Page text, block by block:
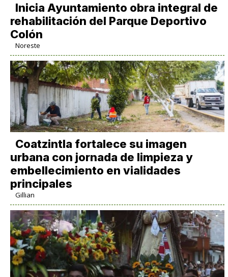
Inicia Ayuntamiento obra integral de
rehabilitación del Parque Deportivo
Colón
Noreste
Coatzintla fortalece su imagen
urbana con jornada de limpieza y
embellecimiento en vialidades
principales
Gillian